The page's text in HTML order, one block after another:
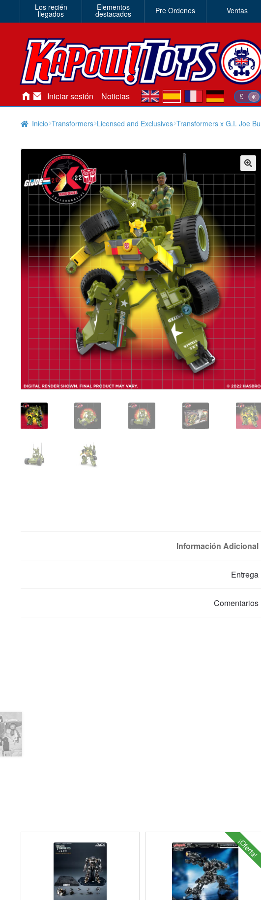
Los recién
llegados
Elementos
destacados Pre Ordenes Ventas
Iniciar sesión Noticias £ €
en es de
Inicio Transformers Licensed and Exclusives Transformers x G.I. Joe
🔍
Información Adicional
Entrega
Comentarios
¡Oferta!